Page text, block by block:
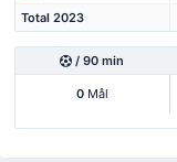
Total 2023
/ 90 min
0Mål